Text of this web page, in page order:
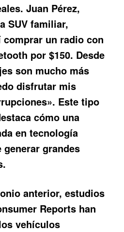
Juan Pérez,
SUV familiar,
un radio con
por $150. Desde
son mucho más
disfrutar mis
Este tipo
cómo una
en tecnología
grandes
anterior, estudios
Reports han
vehículos